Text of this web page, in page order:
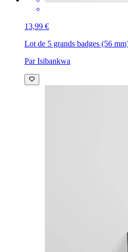
13,99 €
Lot de 5 grands badges (56
Par Isibankwa